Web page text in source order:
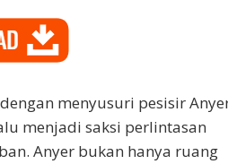
menyusuri pesisir
menjadi saksi perlintasan
Anyer bukan hanya ruang